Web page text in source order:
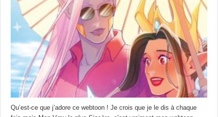
Qu’est-ce que j’adore ce webtoon ! Je crois que je le dis à chaque